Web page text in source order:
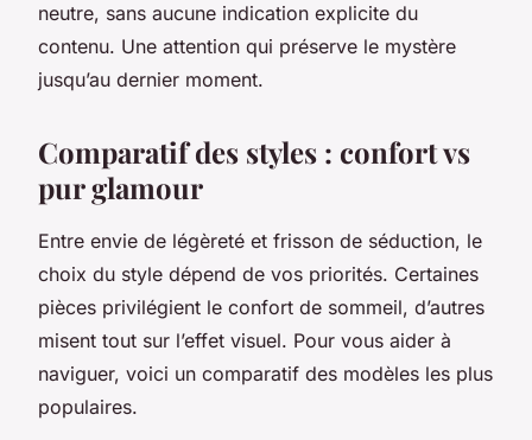
neutre, sans aucune indication explicite du
contenu. Une attention qui préserve le mystère
jusqu’au dernier moment.
Comparatif des styles : confort vs
pur glamour
Entre envie de légèreté et frisson de séduction, le
choix du style dépend de vos priorités. Certaines
pièces privilégient le confort de sommeil, d’autres
misent tout sur l’effet visuel. Pour vous aider à
naviguer, voici un comparatif des modèles les plus
populaires.